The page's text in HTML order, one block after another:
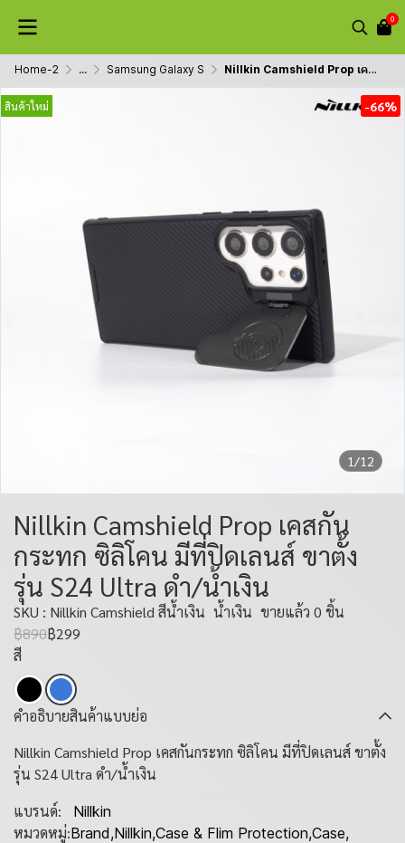
0
Home-2 ... Samsung Galaxy S Nillkin Camshield Prop เคสกันกระทก ซิลิโคน มีที่ปิดเลนส์ ขาตั้ง รุ่น S24 Ultra ดำ/น้ำเงิน
1/12
สินค้าใหม่ -66%
Nillkin Camshield Prop เคสกัน
กระทก ซิลิโคน มีที่ปิดเลนส์ ขาตั้ง
รุ่น S24 Ultra ดำ/น้ำเงิน
SKU : Nillkin Camshield สีน้ำเงิน น้ำเงิน ขายแล้ว 0 ชิ้น
฿890฿299
สี
คำอธิบายสินค้าแบบย่อ
Nillkin Camshield Prop เคสกันกระทก ซิลิโคน มีที่ปิดเลนส์ ขาตั้ง
รุ่น S24 Ultra ดำ/น้ำเงิน
แบรนด์:
Nillkin
หมวดหมู่:Brand,Nillkin,Case & Flim Protection,Case,